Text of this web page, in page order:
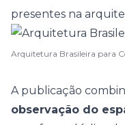
presentes na
Arquitetura Brasileira para
A publicação
observação do